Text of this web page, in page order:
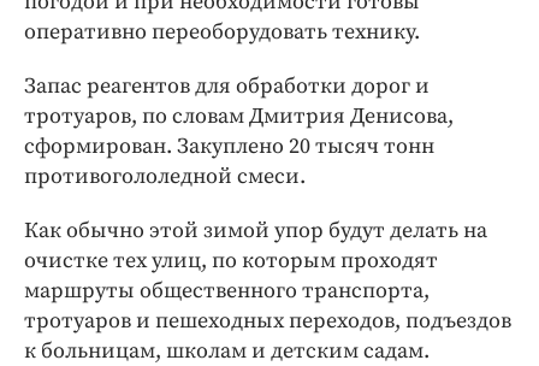
оперативно переоборудовать технику.
Запас реагентов для обработки дорог и
тротуаров, по словам Дмитрия Денисова,
сформирован. Закуплено 20 тысяч тонн
противогололедной смеси.
Как обычно этой зимой упор будут делать на
очистке тех улиц, по которым проходят
маршруты общественного транспорта,
тротуаров и пешеходных переходов, подъездов
к больницам, школам и детским садам.